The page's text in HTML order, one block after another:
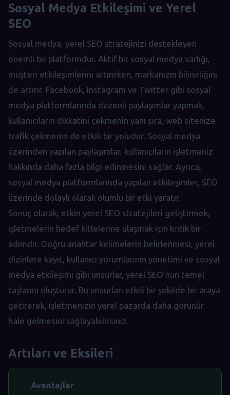
Sosyal Medya Etkileşimi ve Yerel
SEO
Sosyal medya, yerel SEO stratejinizi destekleyen
önemli bir platformdur. Aktif bir sosyal medya varlığı,
müşteri etkileşimlerini artırırken, markanızın bilinirliğini
de artırır. Facebook, Instagram ve Twitter gibi sosyal
medya platformlarında düzenli paylaşımlar yapmak,
kullanıcıların dikkatini çekmenin yanı sıra, web sitenize
trafik çekmenin de etkili bir yoludur. Sosyal medya
üzerinden yapılan paylaşımlar, kullanıcıların işletmeniz
hakkında daha fazla bilgi edinmesini sağlar. Ayrıca,
sosyal medya platformlarında yapılan etkileşimler, SEO
üzerinde dolaylı olarak olumlu bir etki yaratır.
Sonuç olarak, etkin yerel SEO stratejileri geliştirmek,
işletmelerin hedef kitlelerine ulaşmak için kritik bir
adımdır. Doğru anahtar kelimelerin belirlenmesi, yerel
dizinlere kayıt, kullanıcı yorumlarının yönetimi ve sosyal
medya etkileşimi gibi unsurlar, yerel SEO’nun temel
taşlarını oluşturur. Bu unsurları etkili bir şekilde bir araya
getirerek, işletmenizin yerel pazarda daha görünür
hale gelmesini sağlayabilirsiniz.
Artıları ve Eksileri
Avantajlar